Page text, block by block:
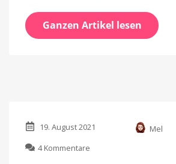
Ganzen Artikel lesen
19. August 2021
Mel
4 Kommentare